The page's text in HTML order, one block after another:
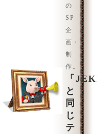
の
SP
企
画・
制
作。
「
と
同
じ
テ